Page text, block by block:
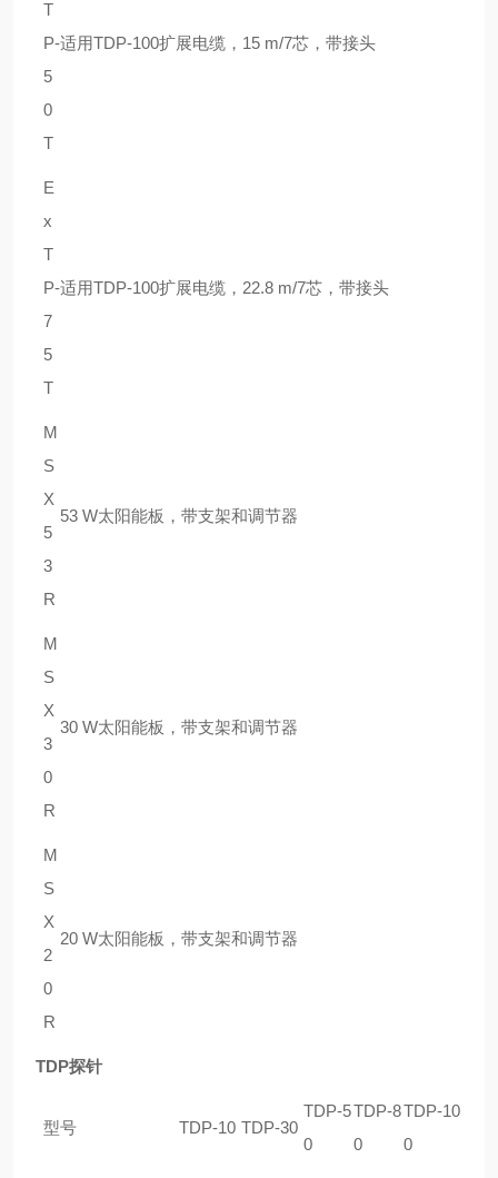
T
P-
5
0
T
适用TDP-100扩展电缆，15 m/7芯，带接头
E
x
T
P-
7
5
T
适用TDP-100扩展电缆，22.8 m/7芯，带接头
M
S
X
5
3
R
53 W太阳能板，带支架和调节器
M
S
X
3
0
R
30 W太阳能板，带支架和调节器
M
S
X
2
0
R
20 W太阳能板，带支架和调节器
TDP探针
型号 TDP-10 TDP-30
TDP-5
0
TDP-8
0
TDP-10
0